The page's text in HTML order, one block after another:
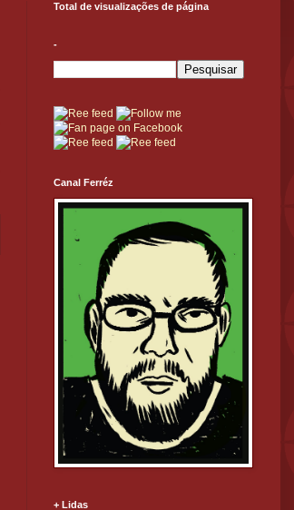
Total de visualizações de página
-
Canal Ferréz
+ Lidas